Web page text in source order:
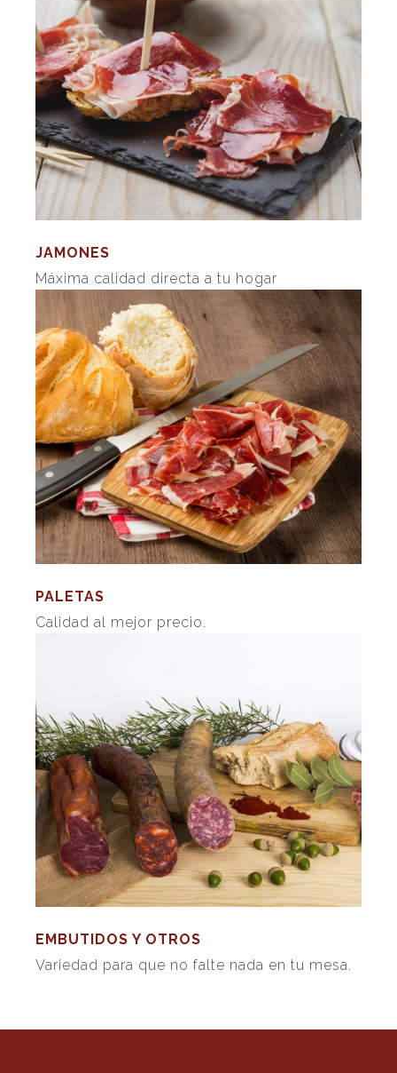
JAMONES
Máxima calidad directa a tu hogar
PALETAS
Calidad al mejor precio.
EMBUTIDOS Y OTROS
Variedad para que no falte nada en tu mesa.